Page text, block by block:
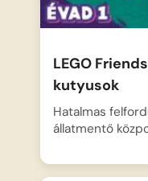
LEGO
kutyusok
Hatalmas
állatmentő